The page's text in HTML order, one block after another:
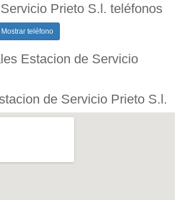
Prieto S.l. teléfonos
Mostrar teléfono
Estacion de Servicio
de Servicio Prieto S.l.